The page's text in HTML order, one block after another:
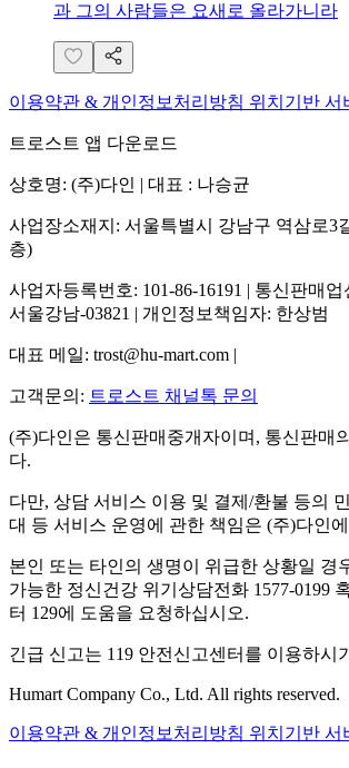
과 그의 사람들은 요새로 올라가니라
이용약관 & 개인정보처리방침 위치기반 서
트로스트 앱 다운로드
상호명: (주)다인 | 대표 : 나승균
사업장소재지: 서울특별시 강남구 역삼로3
층)
사업자등록번호: 101-86-16191 | 통신판매
서울강남-03821 | 개인정보책임자: 한상범
대표 메일: trost@hu-mart.com |
고객문의: 트로스트 채널톡 문의
(주)다인은 통신판매중개자이며, 통신판매
다.
다만, 상담 서비스 이용 및 결제/환불 등의
대 등 서비스 운영에 관한 책임은 (주)다인
본인 또는 타인의 생명이 위급한 상황일 경
가능한 정신건강 위기상담전화 1577-0199
터 129에 도움을 요청하십시오.
긴급 신고는 119 안전신고센터를 이용하시
Humart Company Co., Ltd. All rights reserved.
이용약관 & 개인정보처리방침 위치기반 서